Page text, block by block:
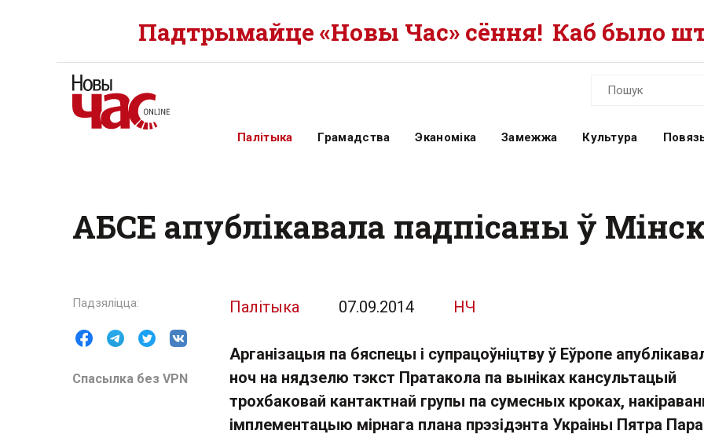
Падтрымайце «Новы Час» сёння! Каб было
Палітыка Грамадства Эканоміка Замежжа Культура
АБСЕ апублікавала падпісаны ў
Спасылка без VPN
Палітыка 07.09.2014 НЧ
Арганізацыя па бяспецы і супрацоўніцтву ў Еўропе
ноч на нядзелю тэкст Пратакола па выніках кансультацый
трохбаковай кантактнай групы па сумесных кроках,
імплементацыю мірнага плана прэзідэнта Украіны Пятра